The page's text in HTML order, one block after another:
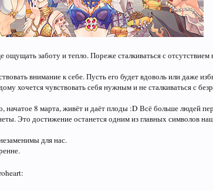
ощущать заботу и тепло. Пореже сталкиваться с
внимание к себе. Пусть его будет вдоволь или даже
хочется чувствовать себя нужным и не сталкиваться с
начатое 8 марта, живёт и даёт плоды :D Всё больше людей
Это достижение останется одним из главных символов
для нас.